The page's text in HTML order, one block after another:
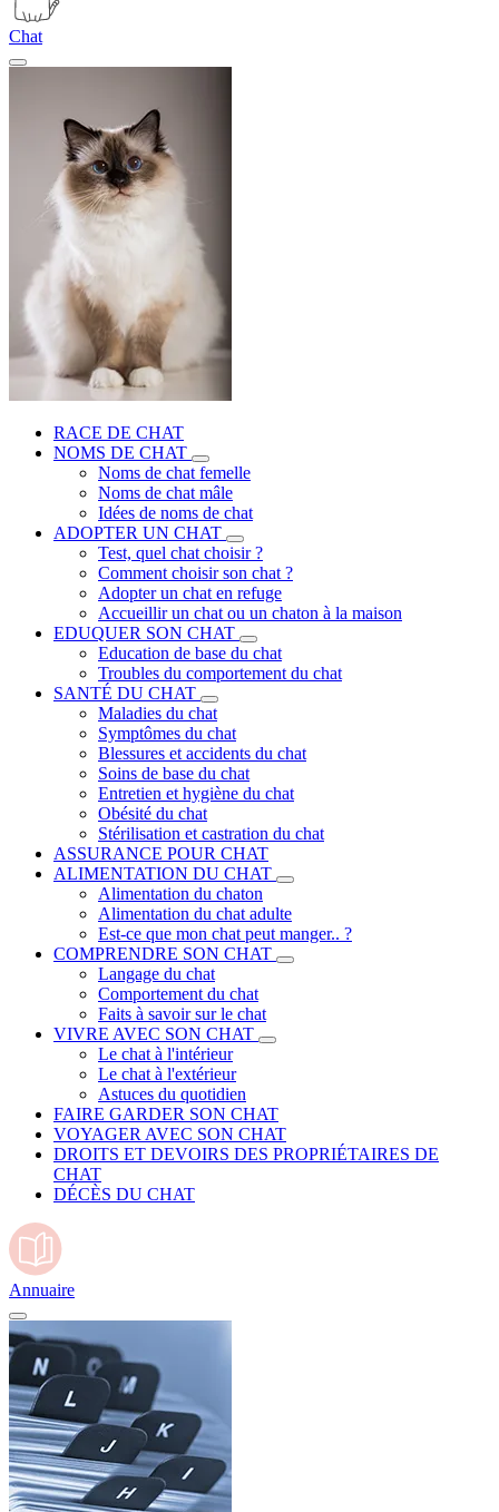
Chat
RACE DE CHAT
NOMS DE CHAT
Noms de chat femelle
Noms de chat mâle
Idées de noms de chat
ADOPTER UN CHAT
Test, quel chat choisir ?
Comment choisir son chat ?
Adopter un chat en refuge
Accueillir un chat ou un chaton à la maison
EDUQUER SON CHAT
Education de base du chat
Troubles du comportement du chat
SANTÉ DU CHAT
Maladies du chat
Symptômes du chat
Blessures et accidents du chat
Soins de base du chat
Entretien et hygiène du chat
Obésité du chat
Stérilisation et castration du chat
ASSURANCE POUR CHAT
ALIMENTATION DU CHAT
Alimentation du chaton
Alimentation du chat adulte
Est-ce que mon chat peut manger.. ?
COMPRENDRE SON CHAT
Langage du chat
Comportement du chat
Faits à savoir sur le chat
VIVRE AVEC SON CHAT
Le chat à l'intérieur
Le chat à l'extérieur
Astuces du quotidien
FAIRE GARDER SON CHAT
VOYAGER AVEC SON CHAT
DROITS ET DEVOIRS DES PROPRIÉTAIRES DE
CHAT
DÉCÈS DU CHAT
Annuaire